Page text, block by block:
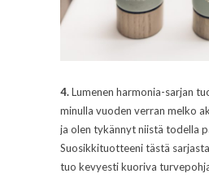
4.Lumenen harmonia-sarjan
minulla vuoden verran melko
ja olen tykännyt niistä todella
Suosikkituotteeni tästä
tuo kevyesti kuoriva